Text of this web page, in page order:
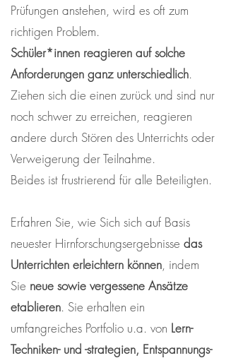
Prüfungen anstehen, wird es oft zum
richtigen Problem.
Schüler*innen reagieren auf solche
Anforderungen ganz unterschiedlich.
Ziehen sich die einen zurück und sind nur
noch schwer zu erreichen, reagieren
andere durch Stören des Unterrichts oder
Verweigerung der Teilnahme.
Beides ist frustrierend für alle Beteiligten.
Erfahren Sie, wie Sich sich auf Basis
neuester Hirnforschungsergebnisse das
Unterrichten erleichtern können, indem
Sie neue sowie vergessene Ansätze
etablieren. Sie erhalten ein
umfangreiches Portfolio u.a. von Lern-
Techniken- und -strategien, Entspannungs-